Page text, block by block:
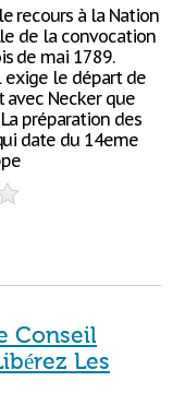
recours à la Nation
de la convocation
de mai 1789.
exige le départ de
avec Necker que
préparation des
date du 14eme
Conseil
Les